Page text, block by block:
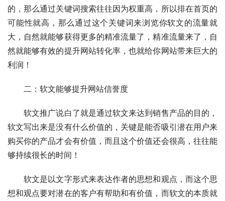
的，那么通过关键词搜索往往因为权重高，所以排在首页的
可能性就高，那么通过这个关键词来浏览你软文的流量就
大，自然就能够获得更多的精准流量了，精准流量来了，自
然就能够有效的提升网站转化率，也就给你网站带来巨大的
利润！
二：软文能够提升网站信誉度
软文推广说白了就是通过软文来达到销售产品的目的，
软文写出来是没有什么价值的，关键是能否吸引潜在用户来
购买你的产品才会有价值，而且这个价值还会很高，往往能
够持续很长的时间！
软文是以文字形式来表达作者的思想和观点，而这个思
想和观点要对潜在的客户有帮助和有价值，而软文的本质就